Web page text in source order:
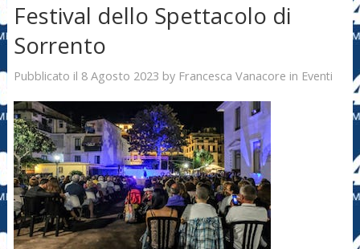
Festival dello Spettacolo di
Sorrento
Pubblicato il 8 Agosto 2023 by Francesca Vanacore in Eventi